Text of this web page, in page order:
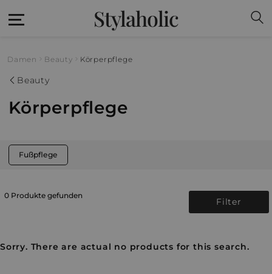
Stylaholic
Damen Beauty Körperpflege
Beauty
Körperpflege
Fußpflege
0 Produkte gefunden
Filter
Sorry. There are actual no products for this search.